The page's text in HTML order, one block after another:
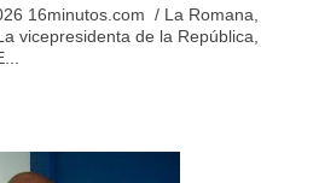
16minutos.com / La Romana,
vicepresidenta de la República,